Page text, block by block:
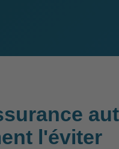
l'éviter